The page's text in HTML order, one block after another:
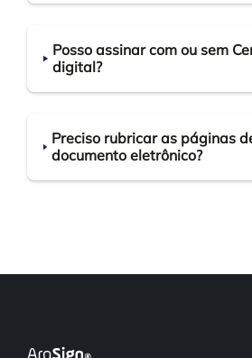
Posso assinar com ou sem
digital?
Preciso rubricar as páginas
documento eletrônico?